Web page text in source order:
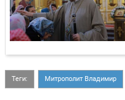
Теги: Митрополит Владимир